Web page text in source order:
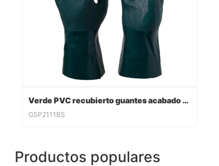
Verde PVC recubierto guantes acabado sandy
GSP2111BS
Productos populares